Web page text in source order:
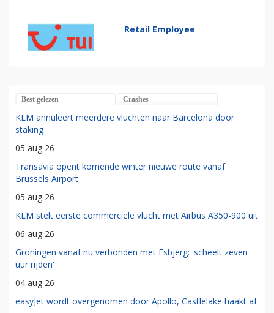
Retail Employee
Best gelezen Crashes
KLM annuleert meerdere vluchten naar Barcelona door
staking
05 aug 26
Transavia opent komende winter nieuwe route vanaf
Brussels Airport
05 aug 26
KLM stelt eerste commerciële vlucht met Airbus A350-900 uit
06 aug 26
Groningen vanaf nu verbonden met Esbjerg: 'scheelt zeven
uur rijden'
04 aug 26
easyJet wordt overgenomen door Apollo, Castlelake haakt af